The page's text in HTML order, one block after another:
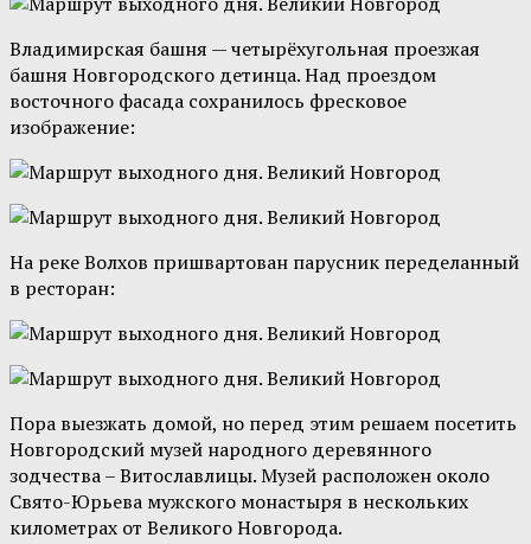
Владимирская башня — четырёхугольная проезжая
башня Новгородского детинца. Над проездом
восточного фасада сохранилось фресковое
изображение:
На реке Волхов пришвартован парусник переделанный
в ресторан:
Пора выезжать домой, но перед этим решаем посетить
Новгородский музей народного деревянного
зодчества – Витославлицы. Музей расположен около
Свято-Юрьева мужского монастыря в нескольких
километрах от Великого Новгорода.